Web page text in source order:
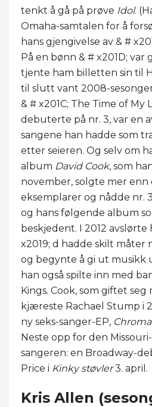
tenkt å gå på prøve Idol.
Omaha-samtalen for å
hans gjengivelse av & #
På en bønn & # x201D; var
tjente ham billetten sin til
til slutt vant 2008-
& # x201C; The Time of My
debuterte på nr. 3, var en
sangene han hadde som
etter seieren. Og selv om
album David Cook, som
november, solgte mer enn
eksemplarer og nådde nr.
og hans følgende album
beskjedent. I 2012 avslørte
x2019; d hadde skilt måter
og begynte å gi ut musikk
han også spilte inn med
Kings. Cook, som giftet
kjæreste Rachael Stump i
ny seks-sanger-EP,
Neste opp for den
sangeren: en Broadway-
Price i Kinky støvler3. april.
Kris Allen